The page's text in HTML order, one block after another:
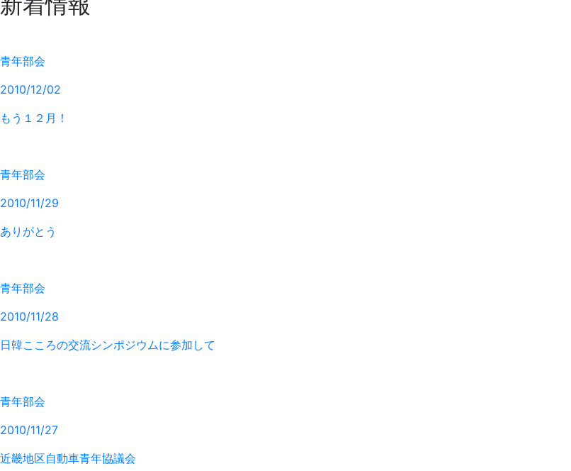
青年部会
2010/12/02
もう１２月！
青年部会
2010/11/29
ありがとう
青年部会
2010/11/28
日韓こころの交流シンポジウムに参加して
青年部会
2010/11/27
近畿地区自動車青年協議会